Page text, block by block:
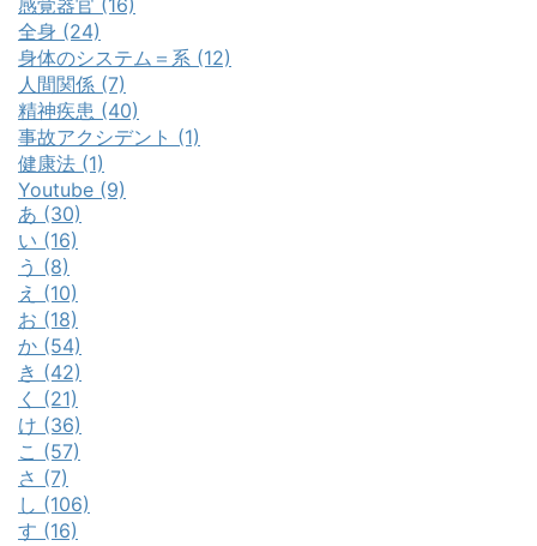
感覚器官 (16)
全身 (24)
身体のシステム＝系 (12)
人間関係 (7)
精神疾患 (40)
事故アクシデント (1)
健康法 (1)
Youtube (9)
あ (30)
い (16)
う (8)
え (10)
お (18)
か (54)
き (42)
く (21)
け (36)
こ (57)
さ (7)
し (106)
す (16)